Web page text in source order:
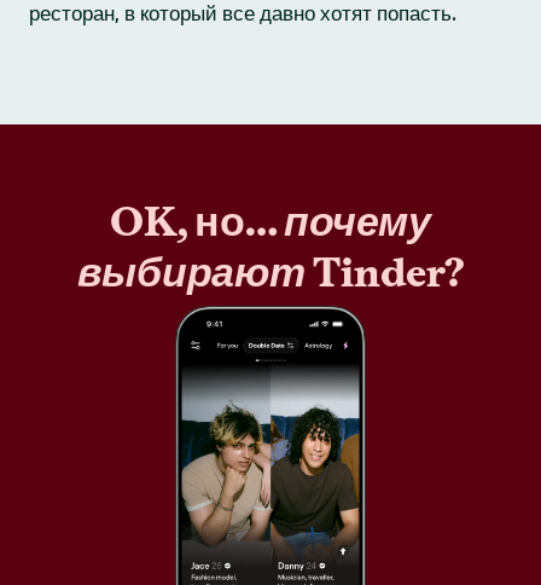
ресторан, в который все давно хотят попасть.
OK, но…почему
выбираютTinder?